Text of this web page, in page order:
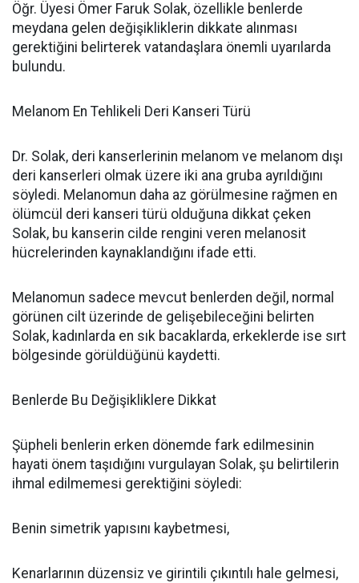
Öğr. Üyesi Ömer Faruk Solak, özellikle benlerde
meydana gelen değişikliklerin dikkate alınması
gerektiğini belirterek vatandaşlara önemli uyarılarda
bulundu.
Melanom En Tehlikeli Deri Kanseri Türü
Dr. Solak, deri kanserlerinin melanom ve melanom dışı
deri kanserleri olmak üzere iki ana gruba ayrıldığını
söyledi. Melanomun daha az görülmesine rağmen en
ölümcül deri kanseri türü olduğuna dikkat çeken
Solak, bu kanserin cilde rengini veren melanosit
hücrelerinden kaynaklandığını ifade etti.
Melanomun sadece mevcut benlerden değil, normal
görünen cilt üzerinde de gelişebileceğini belirten
Solak, kadınlarda en sık bacaklarda, erkeklerde ise sırt
bölgesinde görüldüğünü kaydetti.
Benlerde Bu Değişikliklere Dikkat
Şüpheli benlerin erken dönemde fark edilmesinin
hayati önem taşıdığını vurgulayan Solak, şu belirtilerin
ihmal edilmemesi gerektiğini söyledi:
Benin simetrik yapısını kaybetmesi,
Kenarlarının düzensiz ve girintili çıkıntılı hale gelmesi,